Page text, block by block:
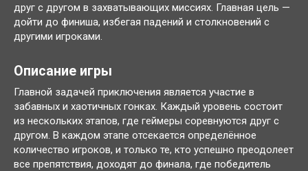
друг с другом в захватывающих миссиях. Главная цель —
дойти до финиша, избегая падений и столкновений с
другими игроками.
Описание игры
Главной задачей приключения является участие в
забавных и хаотичных гонках. Каждый уровень состоит
из нескольких этапов, где геймеры соревнуются друг с
другом. В каждом этапе отсекается определённое
количество игроков, и только те, кто успешно преодолеет
все препятствия, доходят до финала, где победитель